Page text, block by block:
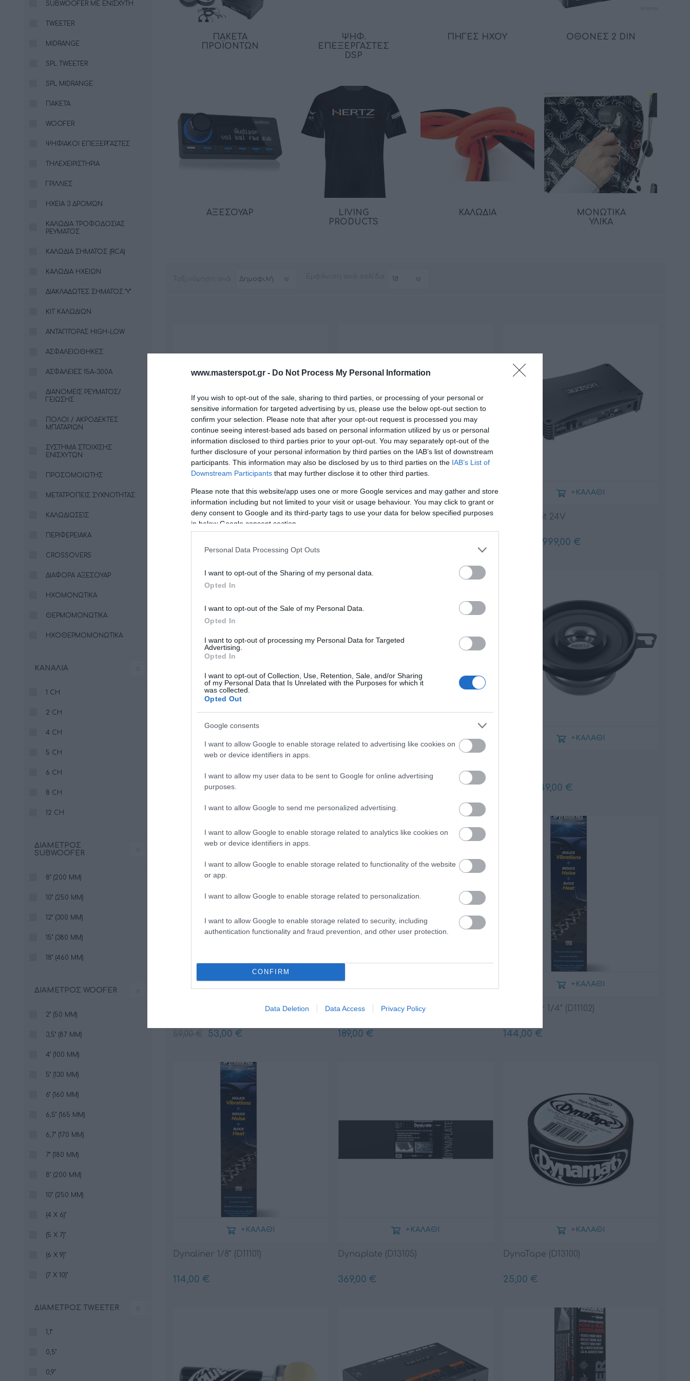
www.masterspot.gr - Do Not Process My Personal Information
If you wish to opt-out of the sale, sharing to third parties, or processing of your personal or
sensitive information for targeted advertising by us, please use the below opt-out section to
confirm your selection. Please note that after your opt-out request is processed you may
continue seeing interest-based ads based on personal information utilized by us or personal
information disclosed to third parties prior to your opt-out. You may separately opt-out of the
further disclosure of your personal information by third parties on the IAB’s list of downstream
participants. This information may also be disclosed by us to third parties on the IAB’s List of
Downstream Participants that may further disclose it to other third parties.
Please note that this website/app uses one or more Google services and may gather and store
information including but not limited to your visit or usage behaviour. You may click to grant or
deny consent to Google and its third-party tags to use your data for below specified purposes
in below Google consent section.
Personal Data Processing Opt Outs
I want to opt-out of the Sharing of my personal data.
Opted In
I want to opt-out of the Sale of my Personal Data.
Opted In
I want to opt-out of processing my Personal Data for Targeted
Advertising.
Opted In
I want to opt-out of Collection, Use, Retention, Sale, and/or Sharing
of my Personal Data that Is Unrelated with the Purposes for which it
was collected.
Opted Out
Google consents
I want to allow Google to enable storage related to advertising like cookies on
web or device identifiers in apps.
I want to allow my user data to be sent to Google for online advertising
purposes.
I want to allow Google to send me personalized advertising.
I want to allow Google to enable storage related to analytics like cookies on
web or device identifiers in apps.
I want to allow Google to enable storage related to functionality of the website
or app.
I want to allow Google to enable storage related to personalization.
I want to allow Google to enable storage related to security, including
authentication functionality and fraud prevention, and other user protection.
CONFIRM
Data Deletion Data Access Privacy Policy
ΠΑΚΈΤΑ
ΠΡΟΪΌΝΤΩΝ
ΨΗΦ.
ΕΠΕΞΕΡΓΑΣΤΈΣ
DSP
ΠΗΓΈΣ ΉΧΟΥ ΌΘΟΝΕΣ 2 DIN
ΑΞΕΣΟΥΆΡ
LIVING
PRODUCTS
ΚΑΛΏΔΙΑ
ΜΟΝΩΤΙΚΆ
ΥΛΙΚΆ
AF C4.10 bit
+ΚΑΛΆΘΙ
AF C8.14 bit
+ΚΑΛΆΘΙ
AP F8.9 bit 24V
999,00 €
+ΚΑΛΆΘΙ
333,00 € 299,00 € 49,00 €
+ΚΑΛΆΘΙ
53,00 €
Dynaliner 1/2" (D11103)
189,00 €
Dynaliner 1/4" (D11102)
144,00 €
+ΚΑΛΆΘΙ
Dynaliner 1/8" (D11101)
114,00 €
+ΚΑΛΆΘΙ
Dynaplate (D13105)
369,00 €
+ΚΑΛΆΘΙ
DynaTape (D13100)
25,00 €
+ΚΑΛΆΘΙ
SUBWOOFER ΜΕ ΕΝΙΣΧΥΤΉ
TWEETER
MIDRANGE
SPL TWEETER
SPL MIDRANGE
ΠΑΚΈΤΑ
WOOFER
ΨΗΦΙΑΚΟΊ ΕΠΕΞΕΡΓΑΣΤΈΣ
ΤΗΛΕΧΕΙΡΙΣΤΉΡΙΑ
ΓΡΊΛΛΙΕΣ
ΗΧΕΊΑ 3 ΔΡΌΜΩΝ
ΚΑΛΏΔΙΑ ΤΡΟΦΟΔΟΣΊΑΣ
ΡΕΎΜΑΤΟΣ
ΚΑΛΏΔΙΑ ΣΉΜΑΤΟΣ (RCA)
ΚΑΛΏΔΙΑ ΗΧΕΊΩΝ
ΔΙΑΚΛΑΔΩΤΈΣ ΣΉΜΑΤΟΣ "Υ"
ΚΙΤ ΚΑΛΩΔΊΩΝ
ΑΝΤΆΠΤΟΡΑΣ HIGH-LOW
ΑΣΦΑΛΕΙΟΘΉΚΕΣ
ΑΣΦΆΛΕΙΕΣ 15Α-300Α
ΔΙΑΝΟΜΕΊΣ ΡΕΎΜΑΤΟΣ/
ΓΕΊΩΣΗΣ
ΠΌΛΟΙ / ΑΚΡΟΔΈΚΤΕΣ
ΜΠΑΤΑΡΙΏΝ
ΣΎΣΤΗΜΑ ΣΤΟΊΧΙΣΗΣ
ΕΝΙΣΧΥΤΏΝ
ΠΡΟΣΟΜΟΙΩΤΉΣ
ΜΕΤΑΤΡΟΠΕΊΣ ΣΥΧΝΌΤΗΤΑΣ
ΚΑΛΩΔΙΏΣΕΙΣ
ΠΕΡΙΦΕΡΕΙΑΚΆ
CROSSOVERS
ΔΙΆΦΟΡΑ ΑΞΕΣΟΥΆΡ
ΗΧΟΜΟΝΩΤΙΚΆ
ΘΕΡΜΟΜΟΝΩΤΙΚΆ
ΗΧΟΘΕΡΜΟΜΟΝΩΤΙΚΆ
ΚΑΝΆΛΙΑ
1 CH
2 CH
4 CH
5 CH
6 CH
8 CH
12 CH
ΔΙΆΜΕΤΡΟΣ
SUBWOOFER
8" (200 MM)
10" (250 MM)
12" (300 MM)
15" (380 MM)
18" (460 MM)
ΔΙΆΜΕΤΡΟΣ WOOFER
2" (50 MM)
3,5" (87 MM)
4" (100 MM)
5" (130 MM)
6" (160 MM)
6,5" (165 MM)
6,7" (170 MM)
7" (180 MM)
8" (200 MM)
10" (250 MM)
(4 X 6)"
(5 X 7)"
(6 X 9)"
(7 X 10)"
ΔΙΆΜΕΤΡΟΣ TWEETER
1,1"
0,5"
0,9"